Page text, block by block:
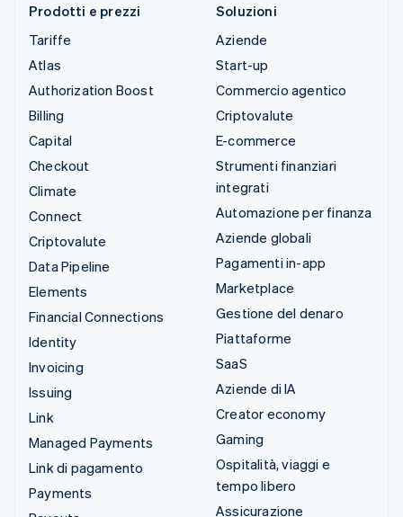
Prodotti e prezzi
Tariffe
Atlas
Authorization Boost
Billing
Capital
Checkout
Climate
Connect
Criptovalute
Data Pipeline
Elements
Financial Connections
Identity
Invoicing
Issuing
Link
Managed Payments
Link di pagamento
Payments
Soluzioni
Aziende
Start-up
Commercio agentico
Criptovalute
E-commerce
Strumenti finanziari
integrati
Automazione per finanza
Aziende globali
Pagamenti in-app
Marketplace
Gestione del denaro
Piattaforme
SaaS
Aziende di IA
Creator economy
Gaming
Ospitalità, viaggi e
tempo libero
Assicurazione